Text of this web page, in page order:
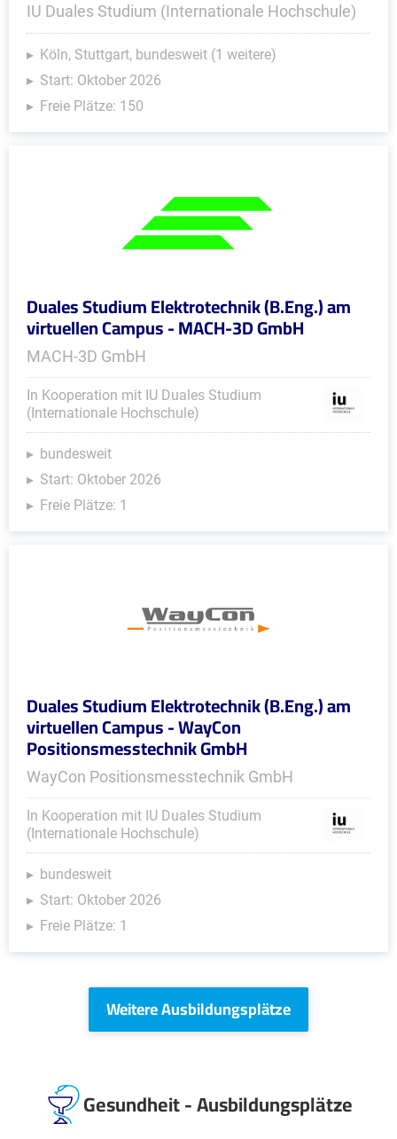
IU Duales Studium (Internationale Hochschule)
Köln, Stuttgart, bundesweit (1 weitere)
Start: Oktober 2026
Freie Plätze: 150
Duales Studium Elektrotechnik (B.Eng.) am
virtuellen Campus - MACH-3D GmbH
MACH-3D GmbH
In Kooperation mit IU Duales Studium
(Internationale Hochschule)
bundesweit
Start: Oktober 2026
Freie Plätze: 1
Duales Studium Elektrotechnik (B.Eng.) am
virtuellen Campus - WayCon
Positionsmesstechnik GmbH
WayCon Positionsmesstechnik GmbH
In Kooperation mit IU Duales Studium
(Internationale Hochschule)
bundesweit
Start: Oktober 2026
Freie Plätze: 1
Weitere Ausbildungsplätze
Gesundheit - Ausbildungsplätze